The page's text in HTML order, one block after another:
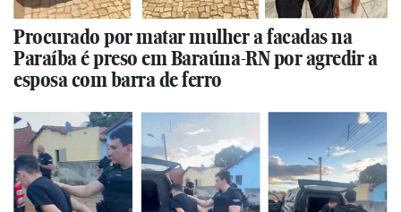
Procurado por matar mulher a facadas na
Paraíba é preso em Baraúna-RN por agredir a
esposa com barra de ferro